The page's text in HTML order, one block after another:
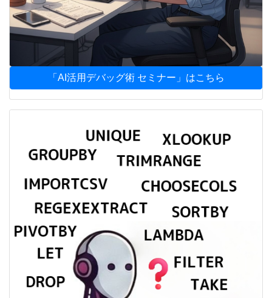
「AI活用デバッグ術 セミナー」はこちら